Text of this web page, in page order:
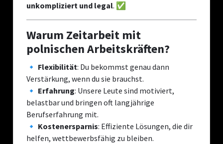
unkompliziert und legal. ✅
Warum Zeitarbeit mit
polnischen Arbeitskräften?
🔹 Flexibilität: Du bekommst genau dann
Verstärkung, wenn du sie brauchst.
🔹 Erfahrung: Unsere Leute sind motiviert,
belastbar und bringen oft langjährige
Berufserfahrung mit.
🔹 Kostenersparnis: Effiziente Lösungen, die dir
helfen, wettbewerbsfähig zu bleiben.